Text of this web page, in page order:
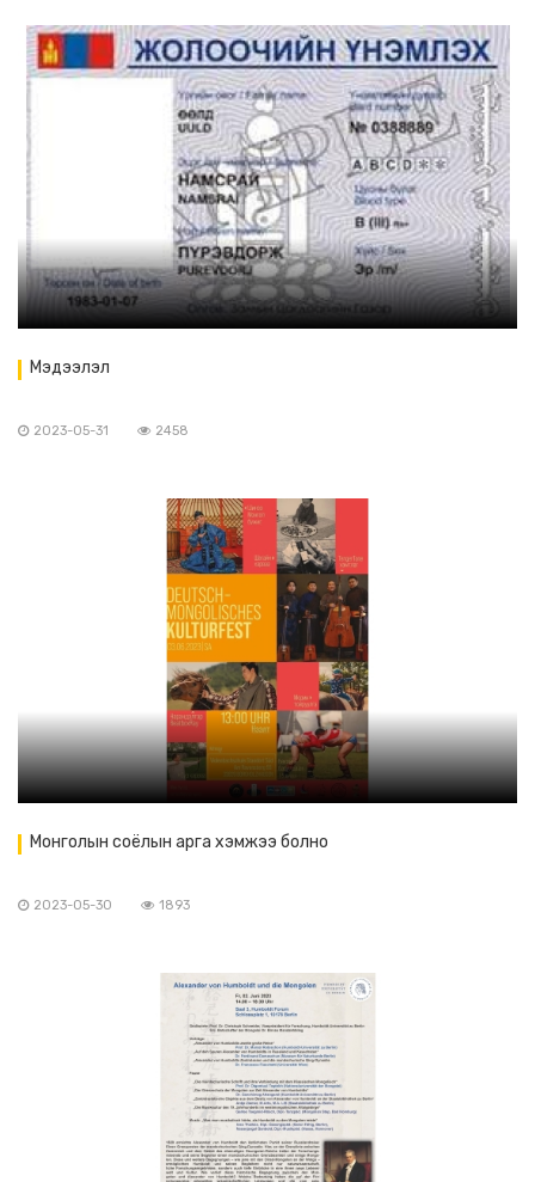
Мэдээлэл
2023-05-31 2458
Монголын соёлын арга хэмжээ болно
2023-05-30 1893